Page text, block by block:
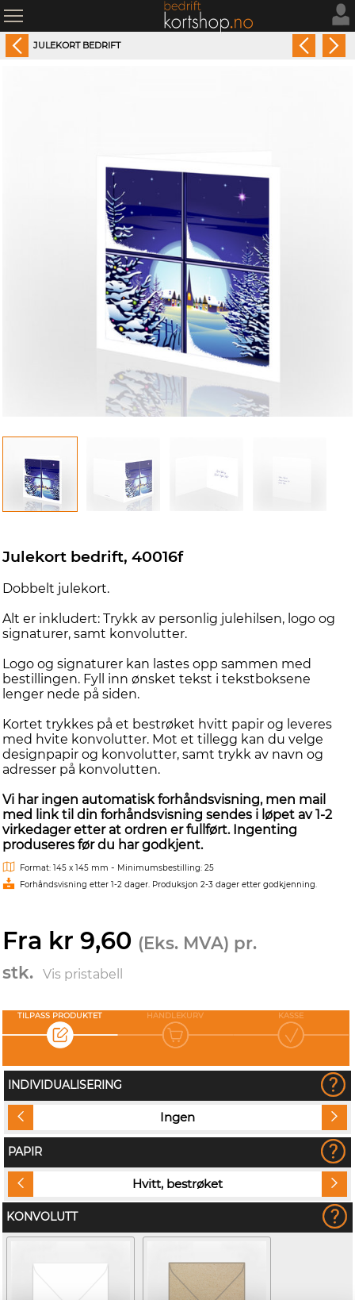
JULEKORT BEDRIFT
Julekort bedrift, 40016f
Dobbelt julekort.
Alt er inkludert: Trykk av personlig julehilsen, logo og
signaturer, samt konvolutter.
Logo og signaturer kan lastes opp sammen med
bestillingen. Fyll inn ønsket tekst i tekstboksene
lenger nede på siden.
Kortet trykkes på et bestrøket hvitt papir og leveres
med hvite konvolutter. Mot et tillegg kan du velge
designpapir og konvolutter, samt trykk av navn og
adresser på konvolutten.
Vi har ingen automatisk forhåndsvisning, men mail
med link til din forhåndsvisning sendes i løpet av 1-2
virkedager etter at ordren er fullført. Ingenting
produseres før du har godkjent.
Format: 145 x 145 mm - Minimumsbestilling: 25
Forhåndsvisning etter 1-2 dager. Produksjon 2-3 dager etter godkjenning.
Fra kr 9,60 (Eks. MVA) pr.
stk.
Vis pristabell
TILPASS PRODUKTET HANDLEKURV KASSE
INDIVIDUALISERING
Ingen
PAPIR
Hvitt, bestrøket
KONVOLUTT